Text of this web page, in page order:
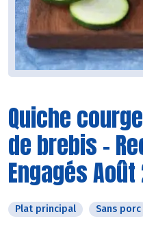
Quiche
de brebis -
Engagés
Plat principal Sans porc